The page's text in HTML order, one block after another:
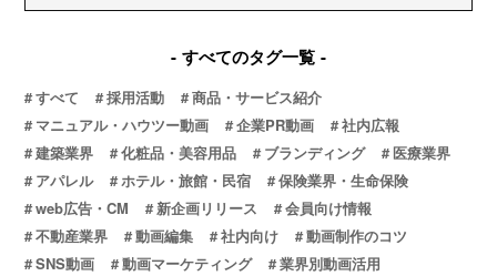
すべてのタグ一覧
すべて 採用活動
商品・サービス紹介
マニュアル・ハウツー動画
企業PR動画
社内広報
建築業界
化粧品・美容用品 ブランディング
医療業界
アパレル
ホテル・旅館・民宿
保険業界・生命保険
web広告・CM
新企画リリース
会員向け情報
不動産業界
動画編集 社内向け
動画制作のコツ
SNS動画
動画マーケティング 業界別動画活用